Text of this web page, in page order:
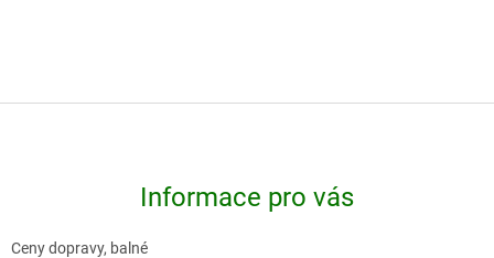
Informace pro vás
Ceny dopravy, balné